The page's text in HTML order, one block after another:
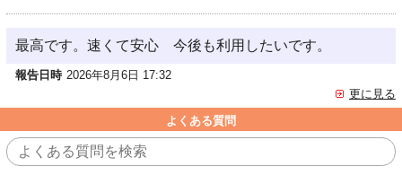
最高です。速くて安心 今後も利用したいです。
報告日時 2026年8月6日 17:32
更に見る
よくある質問